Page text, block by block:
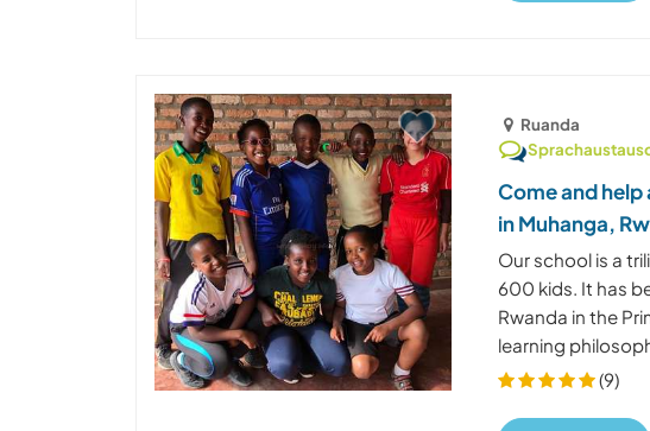
Ruanda
Come and
in Muhanga,
Our school is a
600 kids. It has
Rwanda in the
learning
(9)